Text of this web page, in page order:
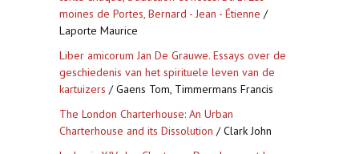
moines de Portes, Bernard - Jean - Étienne /
Laporte Maurice
Liber amicorum Jan De Grauwe. Essays over de
geschiedenis van het spirituele leven van de
kartuizers / Gaens Tom, Timmermans Francis
The London Charterhouse: An Urban
Charterhouse and its Dissolution / Clark John